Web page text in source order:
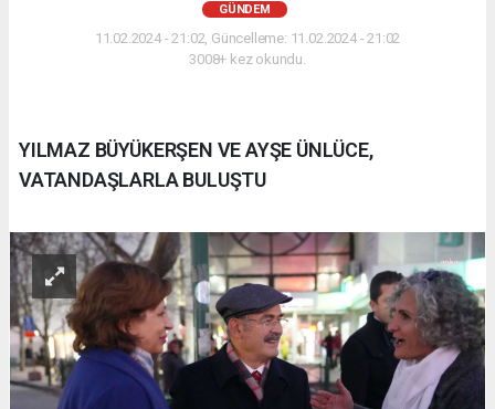
GÜNDEM
11.02.2024 - 21:02, Güncelleme: 11.02.2024 - 21:02
3008+ kez okundu.
YILMAZ BÜYÜKERŞEN VE AYŞE ÜNLÜCE,
VATANDAŞLARLA BULUŞTU